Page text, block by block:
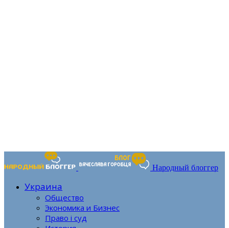
Народный блоггер
Украина
Общество
Экономика и Бизнес
Право і суд